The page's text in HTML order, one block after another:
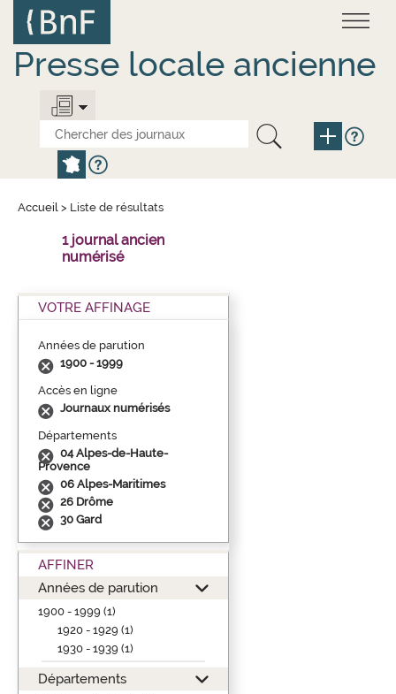
contenu
principal
Presse locale ancienne
Accueil > Liste de résultats
1 journal ancien
numérisé
VOTRE AFFINAGE
Années de parution
1900 - 1999
Accès en ligne
Journaux numérisés
Départements
04 Alpes-de-Haute-
Provence
06 Alpes-Maritimes
26 Drôme
30 Gard
AFFINER
Années de parution
1900 - 1999 (1)
1920 - 1929 (1)
1930 - 1939 (1)
Départements
Panneau de gestion des cookies